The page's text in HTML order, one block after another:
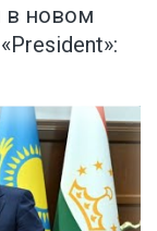
в новом